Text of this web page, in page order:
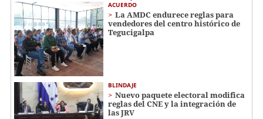
ACUERDO
La AMDC endurece reglas para
vendedores del centro histórico de
Tegucigalpa
BLINDAJE
Nuevo paquete electoral modifica
reglas del CNE y la integración de
las JRV